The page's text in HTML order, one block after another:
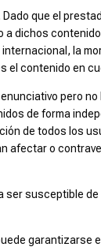
que el
dichos
la
el contenido en
pero
de forma
de todos los
afectar o
susceptible
garantizarse